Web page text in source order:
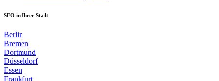
SEO in Ihrer Stadt
Berlin
Bremen
Dortmund
Düsseldorf
Essen
Frankfurt